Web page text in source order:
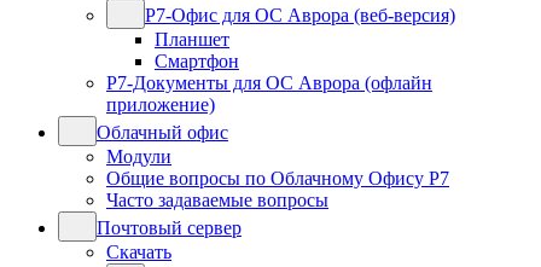
Р7-Офис для ОС Аврора (веб-версия)
Планшет
Смартфон
Р7-Документы для ОС Аврора (офлайн
приложение)
Облачный офис
Модули
Общие вопросы по Облачному Офису Р7
Часто задаваемые вопросы
Почтовый сервер
Скачать